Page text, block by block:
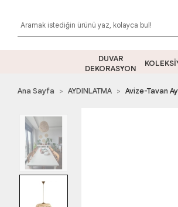
DUVAR
DEKORASYON
Ana Sayfa AYDINLATMA Avize-Tavan